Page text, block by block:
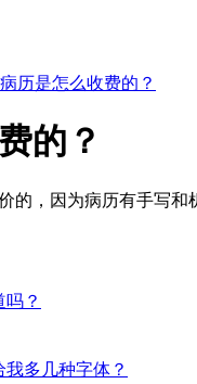
历是怎么收费的？
的？
，因为病历有手写
？
多几种字体？